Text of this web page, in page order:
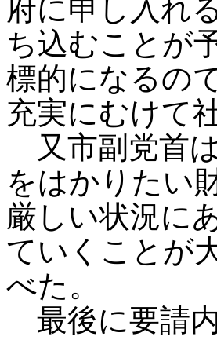
府に申し入れ
ち込むことが
標的になるの
充実にむけて
又市副党首
をはかりたい
厳しい状況に
ていくことが
べた。
最後に要請